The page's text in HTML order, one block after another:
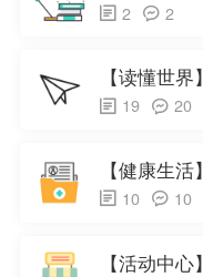
2 2
【读懂世界】
19 20
【健康生活】
10 10
【活动中心】